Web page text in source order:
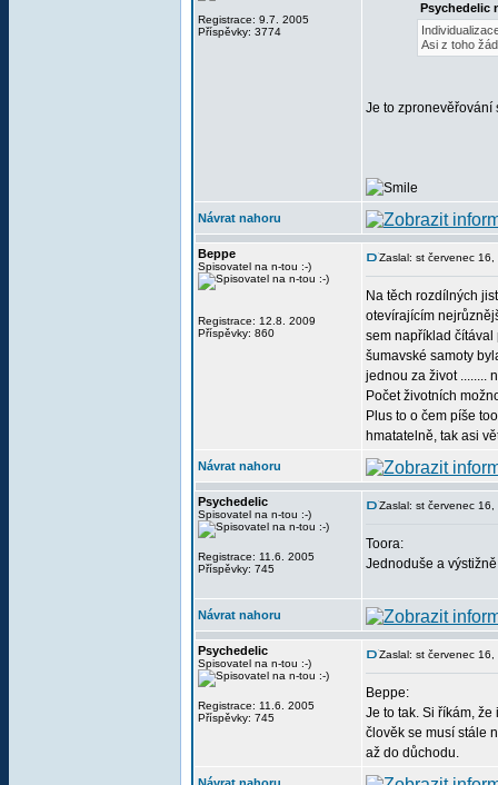
Registrace: 9.7. 2005
Příspěvky: 3774
Psychedelic
Asi z toho
Je to zpronevěřování
Návrat nahoru
Beppe
Spisovatel na n-tou :-)
Registrace: 12.8. 2009
Příspěvky: 860
Zaslal: st červenec
Na těch rozdílných
otevírajícím
sem například čítával
šumavské samoty
jednou za život ........
Počet životních
Plus to o čem píše
hmatatelně, tak asi
Návrat nahoru
Psychedelic
Spisovatel na n-tou :-)
Registrace: 11.6. 2005
Příspěvky: 745
Zaslal: st červenec
Toora:
Jednoduše a
Návrat nahoru
Psychedelic
Spisovatel na n-tou :-)
Registrace: 11.6. 2005
Příspěvky: 745
Zaslal: st červenec
Beppe:
Je to tak. Si říkám,
člověk se musí stále
až do důchodu.